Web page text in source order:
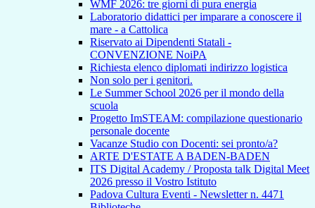
WMF 2026: tre giorni di pura energia
Laboratorio didattici per imparare a conoscere il
mare - a Cattolica
Riservato ai Dipendenti Statali -
CONVENZIONE NoiPA
Richiesta elenco diplomati indirizzo logistica
Non solo per i genitori.
Le Summer School 2026 per il mondo della
scuola
Progetto ImSTEAM: compilazione questionario
personale docente
Vacanze Studio con Docenti: sei pronto/a?
ARTE D'ESTATE A BADEN-BADEN
ITS Digital Academy / Proposta talk Digital Meet
2026 presso il Vostro Istituto
Padova Cultura Eventi - Newsletter n. 4471